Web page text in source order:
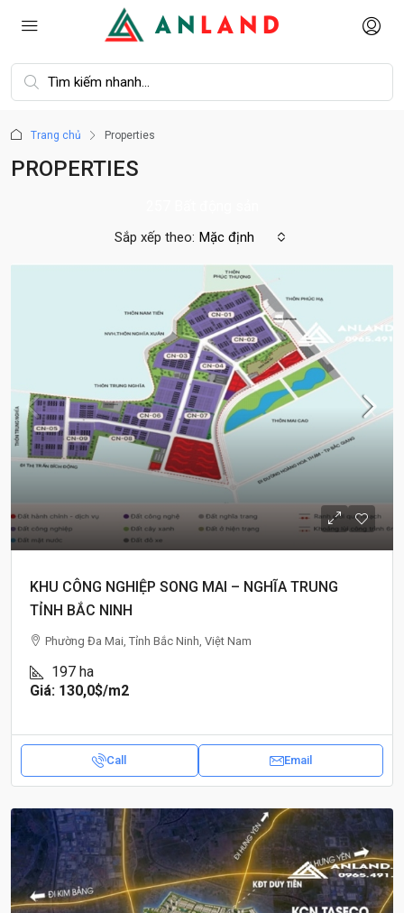
Trang chủ Properties
PROPERTIES
Sắp xếp theo: Mặc định
KHU CÔNG NGHIỆP SONG MAI – NGHĨA TRUNG
TỈNH BẮC NINH
Phường Đa Mai, Tỉnh Bắc Ninh, Việt Nam
197 ha
Giá: 130,0$/m2
Call Email